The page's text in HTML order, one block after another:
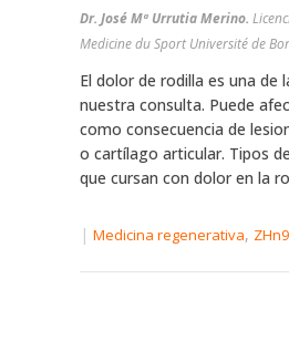
Dr. José Mª Urrutia Merino.
Medicine du Sport Université de
El dolor de rodilla es una de
nuestra consulta. Puede
como consecuencia de
o cartílago articular. Tipos
que cursan con dolor en la
| Medicina regenerativa,